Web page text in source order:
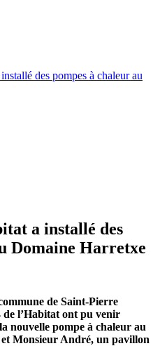
des pompes à chaleur au
a installé des
Domaine Harretxe
de Saint-Pierre
l’Habitat ont pu venir
nouvelle pompe à chaleur au
Monsieur André, un pavillon